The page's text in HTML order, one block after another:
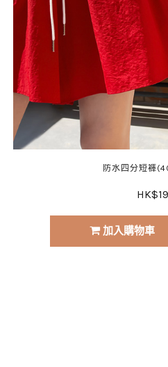
防水四分短褲
加入購物車